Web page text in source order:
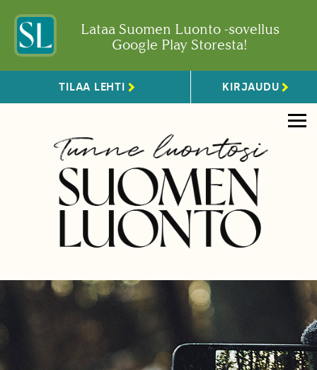
Lataa Suomen Luonto -sovellus
Google Play Storesta!
TILAA LEHTI KIRJAUDU